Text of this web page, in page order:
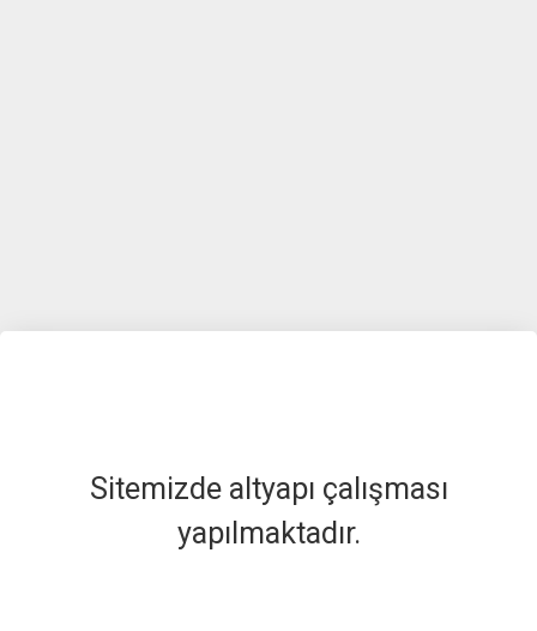
Sitemizde altyapı çalışması
yapılmaktadır.